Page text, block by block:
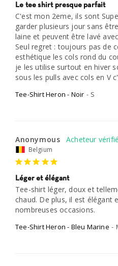
Le tee shirt presque parfait
C'est mon 2eme, ils sont
garder plusieurs jour sans
laine et peuvent être lavé
Seul regret : toujours pas de
esthétique les cols rond du
je les utilise surtout en hiver
sous les pulls avec cols en V
Tee-Shirt Heron - Noir S
Anonymous
Belgium
Léger et élégant
Tee-shirt léger, doux et
chaud. De plus, il est élégant
nombreuses occasions.
Tee-Shirt Heron - Bleu Marine